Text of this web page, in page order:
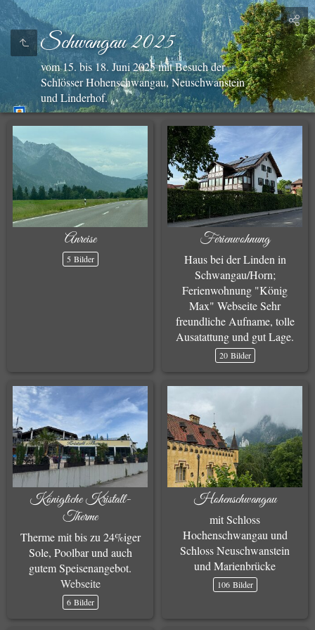
Schwangau 2025
vom 15. bis 18. Juni 2025 mit Besuch der
Schlösser Hohenschwangau, Neuschwanstein
und Linderhof.
Anreise
5 Bilder
Ferienwohnung
Haus bei der Linden in
Schwangau/Horn;
Ferienwohnung "König
Max" Webseite Sehr
freundliche Aufname, tolle
Ausatattung und gut Lage.
20 Bilder
Königliche Kristall-
Therme
Therme mit bis zu 24%iger
Sole, Poolbar und auch
gutem Speisenangebot.
Webseite
6 Bilder
Hohenschwangau
mit Schloss
Hochenschwangau und
Schloss Neuschwanstein
und Marienbrücke
106 Bilder